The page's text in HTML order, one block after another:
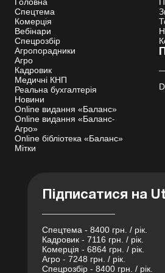
Спецтема
Комерція
Вебінари
Спецрозбір
Агропорадники
Агро
Кадровик
Медичні КНП
Реальна бухгалтерія
Новини
Online видання «Баланс»
Online видання «Баланс-
Агро»
Online бібліотека «Баланс»
Мітки
Підписатися на
Спецтема - 8400 грн. / рік.
Кадровик - 7116 грн. / рік.
Комерція - 6864 грн. / рік.
Агро - 7248 грн. / рік.
Спецрозбір - 8400 грн. / рік.